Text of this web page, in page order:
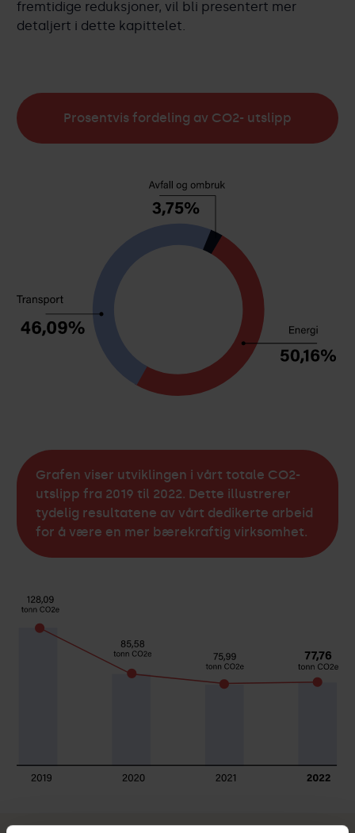
fremtidige reduksjoner, vil bli presentert mer
detaljert i dette kapittelet.
Prosentvis fordeling av CO2- utslipp
Grafen viser utviklingen i vårt totale CO2-
utslipp fra 2019 til 2022. Dette illustrerer
tydelig resultatene av vårt dedikerte arbeid
for å være en mer bærekraftig virksomhet.